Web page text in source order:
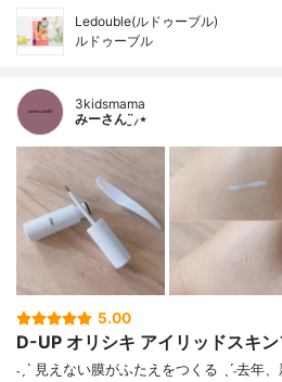
Ledouble(ルドゥーブル)
ルドゥーブル
3kidsmama
みーさん¨̮⸝⋆
5.00
D-UP オリシキ アイリッドスキ
˗ˏˋ 見えない膜がふたえをつくる ˎˊ˗去